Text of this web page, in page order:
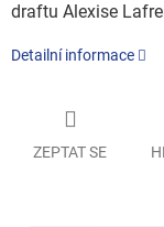
draftu Alexise
Detailní informace
ZEPTAT SE